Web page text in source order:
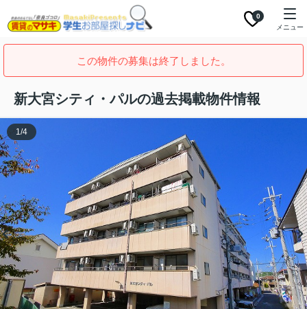
0
メニュー
この物件の募集は終了しました。
新大宮シティ・パルの過去掲載物件情報
1/4